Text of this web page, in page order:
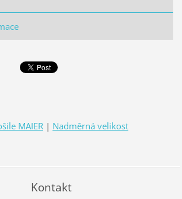
MAIER | Nadměrná velikost
Kontakt